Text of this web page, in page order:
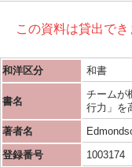
この資料は貸出でき
和洋区分 和書
書名
チームが
行力」を
著者名
登録番号
1003174